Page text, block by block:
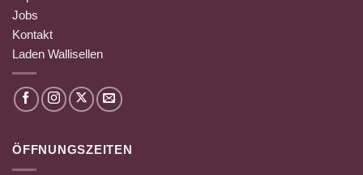
Jobs
Kontakt
Laden Wallisellen
ÖFFNUNGSZEITEN